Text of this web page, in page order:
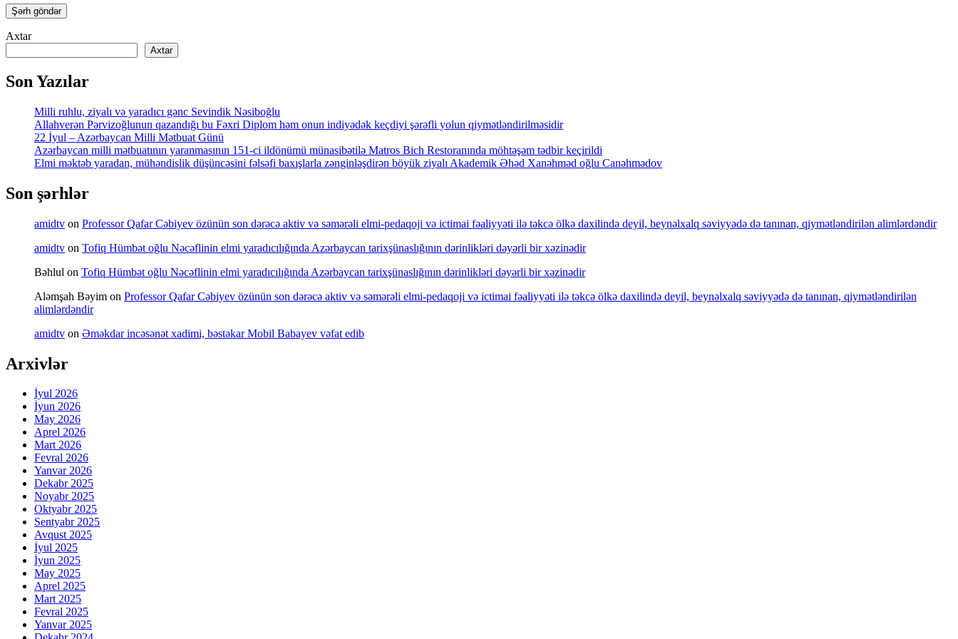
Axtar
Axtar
Son Yazılar
Milli ruhlu, ziyalı və yaradıcı gənc Sevindik Nəsiboğlu
Allahverən Pərvizoğlunun qazandığı bu Fəxri Diplom həm onun indiyədək keçdiyi şərəfli yolun qiymətləndirilməsidir
22 İyul – Azərbaycan Milli Mətbuat Günü
Azərbaycan milli mətbuatının yaranmasının 151-ci ildönümü münasibətilə Matros Bich Restoranında möhtəşəm tədbir keçirildi
Elmi məktəb yaradan, mühəndislik düşüncəsini fəlsəfi baxışlarla zənginləşdirən böyük ziyalı Akademik Əhəd Xanəhməd oğlu Canəhmədov
Son şərhlər
amidtv on Professor Qafar Cəbiyev özünün son dərəcə aktiv və səmərəli elmi-pedaqoji və ictimai fəaliyyəti ilə təkcə ölkə daxilində deyil, beynəlxalq səviyyədə də tanınan, qiymətləndirilən alimlərdəndir
amidtv on Tofiq Hümbət oğlu Nəcəflinin elmi yaradıcılığında Azərbaycan tarixşünaslığının dərinlikləri dəyərli bir xəzinədir
Bəhlul on Tofiq Hümbət oğlu Nəcəflinin elmi yaradıcılığında Azərbaycan tarixşünaslığının dərinlikləri dəyərli bir xəzinədir
Aləmşah Bəyim on Professor Qafar Cəbiyev özünün son dərəcə aktiv və səmərəli elmi-pedaqoji və ictimai fəaliyyəti ilə təkcə ölkə daxilində deyil, beynəlxalq səviyyədə də tanınan, qiymətləndirilən
alimlərdəndir
amidtv on Əməkdar incəsənət xadimi, bəstəkar Mobil Babayev vəfat edib
Arxivlər
İyul 2026
İyun 2026
May 2026
Aprel 2026
Mart 2026
Fevral 2026
Yanvar 2026
Dekabr 2025
Noyabr 2025
Oktyabr 2025
Sentyabr 2025
Avqust 2025
İyul 2025
İyun 2025
May 2025
Aprel 2025
Mart 2025
Fevral 2025
Yanvar 2025